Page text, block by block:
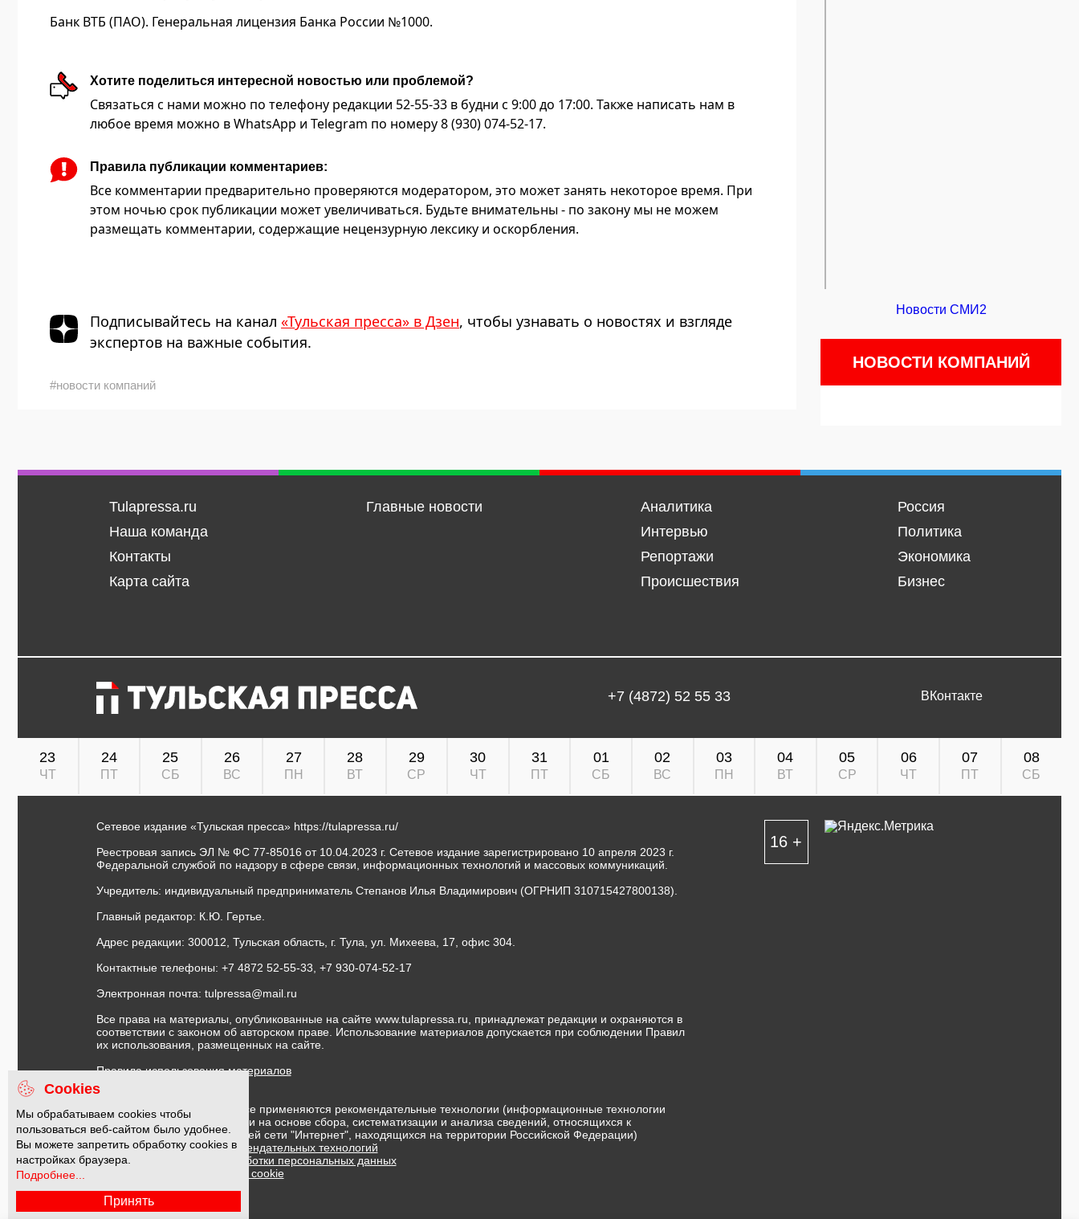
Банк ВТБ (ПАО). Генеральная лицензия Банка России №1000.
Хотите поделиться интересной новостью или проблемой?
Связаться с нами можно по телефону редакции 52-55-33 в будни с 9:00 до 17:00. Также написать нам в
любое время можно в WhatsApp и Telegram по номеру 8 (930) 074-52-17.
Правила публикации комментариев:
Все комментарии предварительно проверяются модератором, это может занять некоторое время. При
этом ночью срок публикации может увеличиваться. Будьте внимательны - по закону мы не можем
размещать комментарии, содержащие нецензурную лексику и оскорбления.
Подписывайтесь на канал «Тульская пресса» в Дзен, чтобы узнавать о новостях и взгляде
экспертов на важные события.
#новости компаний
Новости СМИ2
НОВОСТИ КОМПАНИЙ
Tulapressa.ru
Наша команда
Контакты
Карта сайта
Главные новости
Аналитика
Интервью
Репортажи
Происшествия
Россия
Политика
Экономика
Бизнес
+7 (4872) 52 55 33 ВКонтакте
23
ЧТ
24
ПТ
25
СБ
26
ВС
27
ПН
28
ВТ
29
СР
30
ЧТ
31
ПТ
01
СБ
02
ВС
03
ПН
04
ВТ
05
СР
06
ЧТ
07
ПТ
08
СБ
Сетевое издание «Тульская пресса» https://tulapressa.ru/
Реестровая запись ЭЛ № ФС 77-85016 от 10.04.2023 г. Сетевое издание зарегистрировано 10 апреля 2023 г.
Федеральной службой по надзору в сфере связи, информационных технологий и массовых коммуникаций.
Учредитель: индивидуальный предприниматель Степанов Илья Владимирович (ОГРНИП 310715427800138).
Главный редактор: К.Ю. Гертье.
Адрес редакции: 300012, Тульская область, г. Тула, ул. Михеева, 17, офис 304.
Контактные телефоны: +7 4872 52-55-33, +7 930-074-52-17
Электронная почта: tulpressa@mail.ru
Все права на материалы, опубликованные на сайте www.tulapressa.ru, принадлежат редакции и охраняются в
соответствии с законом об авторском праве. Использование материалов допускается при соблюдении Правил
их использования, размещенных на сайте.
Правила использования материалов
Договор публичной оферты
На информационном ресурсе применяются рекомендательные технологии (информационные технологии
предоставления информации на основе сбора, систематизации и анализа сведений, относящихся к
предпочтениям пользователей сети "Интернет", находящихся на территории Российской Федерации)
Правила применения рекомендательных технологий
Политика в отношении обработки персональных данных
Политика обработки файлов cookie
16 +
Cookies
Мы обрабатываем cookies чтобы
пользоваться веб-сайтом было удобнее.
Вы можете запретить обработку cookies в
настройках браузера.
Подробнее...
Принять